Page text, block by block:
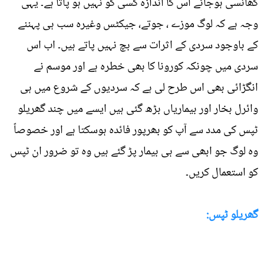
وجہ ہے کہ لوگ موزے ، جوتے، جیکٹس وغیرہ سب ہی پہننے
کے باوجود سردی کے اثرات سے بچ نہیں پاتے ہیں۔ اب اس
سردی میں چونکہ کورونا کا بھی خطرہ ہے اور موسم نے
انگڑائی بھی اس طرح لی ہے کہ سردیوں کے شروع میں ہی
وائرل بخار اور بیماریاں بڑھ گئی ہیں ایسے میں چند گھریلو
ٹپس کی مدد سے آپ کو بھرپور فائدہ ہوسکتا ہے اور خصوصاً
وہ لوگ جو ابھی سے ہی بیمار پڑ گئے ہیں وہ تو ضرور ان ٹپس
کو استعمال کریں۔
گھریلو ٹپس: